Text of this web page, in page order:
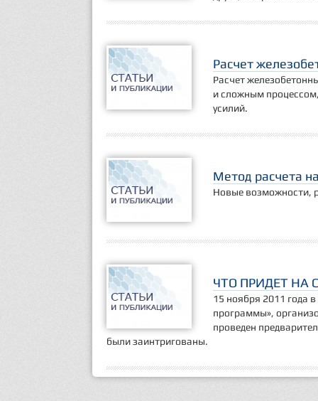
Расчет
Расчет
и сложным
усилий.
Метод расчета
Новые возможности,
ЧТО ПРИДЕТ НА
15 ноября 2011 года
программы»,
проведен
были заинтригованы.